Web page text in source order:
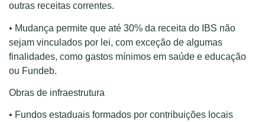
outras receitas correntes.
• Mudança permite que até 30% da receita do IBS não
sejam vinculados por lei, com exceção de algumas
finalidades, como gastos mínimos em saúde e educação
ou Fundeb.
Obras de infraestrutura
• Fundos estaduais formados por contribuições locais